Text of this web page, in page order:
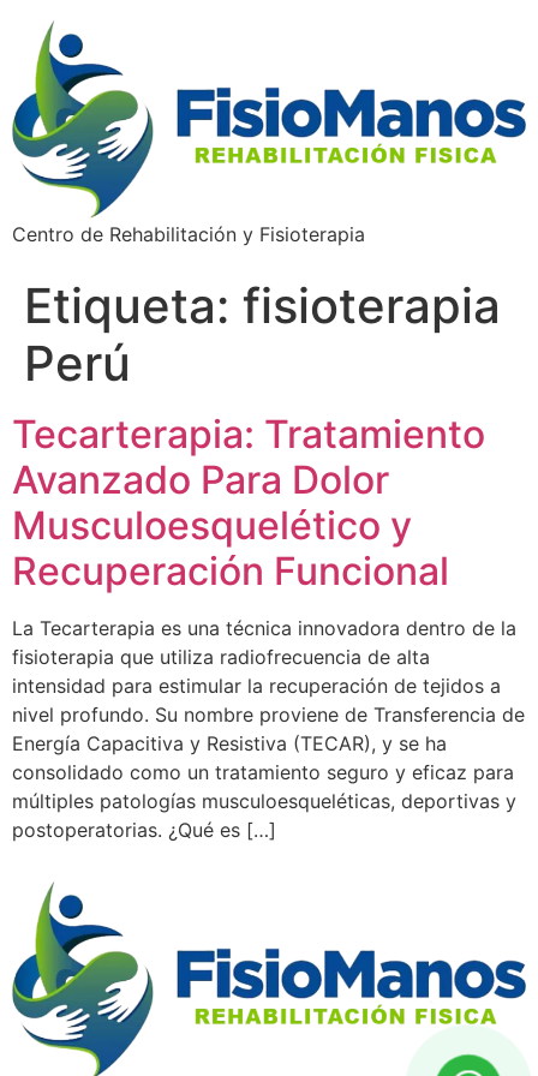
Centro de Rehabilitación y Fisioterapia
Etiqueta: fisioterapia
Perú
Tecarterapia: Tratamiento
Avanzado Para Dolor
Musculoesquelético y
Recuperación Funcional
La Tecarterapia es una técnica innovadora dentro de la
fisioterapia que utiliza radiofrecuencia de alta
intensidad para estimular la recuperación de tejidos a
nivel profundo. Su nombre proviene de Transferencia de
Energía Capacitiva y Resistiva (TECAR), y se ha
consolidado como un tratamiento seguro y eficaz para
múltiples patologías musculoesqueléticas, deportivas y
postoperatorias. ¿Qué es […]